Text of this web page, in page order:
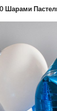
Шарами